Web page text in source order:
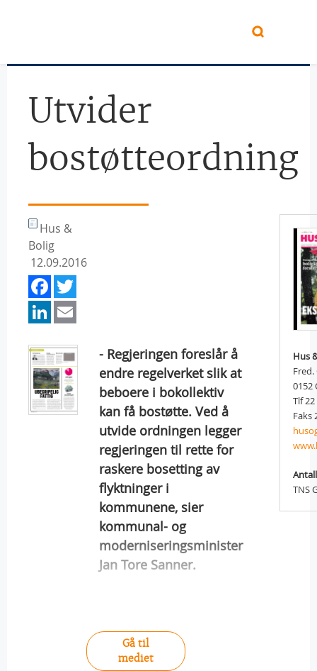
Utvider
bostøtteordning
Hus &
Bolig
12.09.2016
Facebook
LinkedIn
- Regjeringen foreslår å
endre regelverket slik at
beboere i bokollektiv
kan få bostøtte. Ved å
utvide ordningen legger
regjeringen til rette for
raskere bosetting av
flyktninger i
kommunene, sier
kommunal- og
moderniseringsminister
Jan Tore Sanner.
Gå til
mediet
Hus
Fred.
0152
Tlf
Faks
TNS